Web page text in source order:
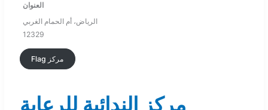
العنوان
الرياض، أم الحمام الغربي
12329
Flag مركز
مركز الندائية للرعاية